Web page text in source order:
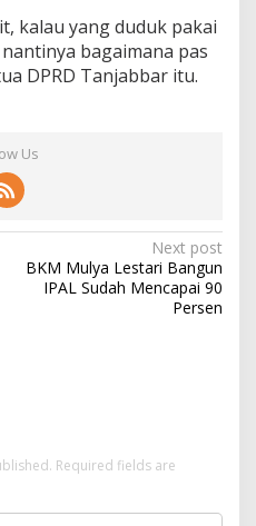
kalau yang duduk pakai
bagaimana pas
DPRD Tanjabbar itu.
Us
Next post
BKM Mulya Lestari Bangun
IPAL Sudah Mencapai 90
Persen
Required fields are